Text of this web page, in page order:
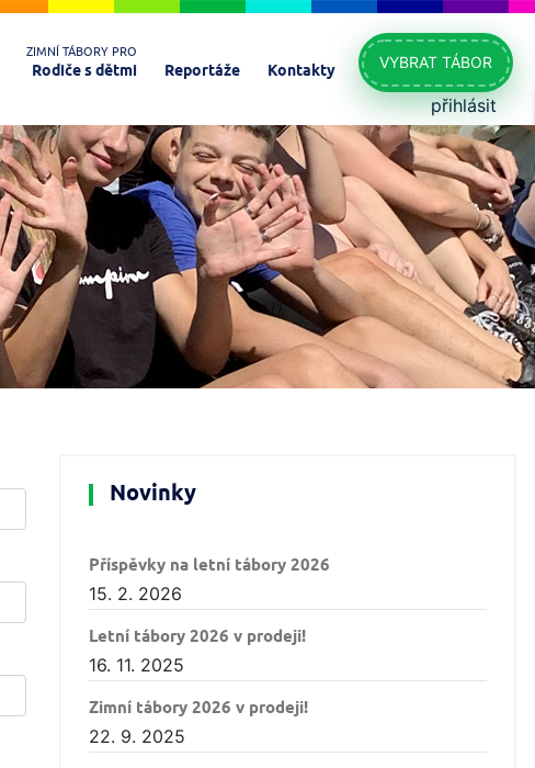
ZIMNÍ TÁBORY PRO
Rodiče s dětmi Reportáže Kontakty VYBRAT TÁBOR
přihlásit
Novinky
Příspěvky na letní tábory 2026
15. 2. 2026
Letní tábory 2026 v prodeji!
16. 11. 2025
Zimní tábory 2026 v prodeji!
22. 9. 2025